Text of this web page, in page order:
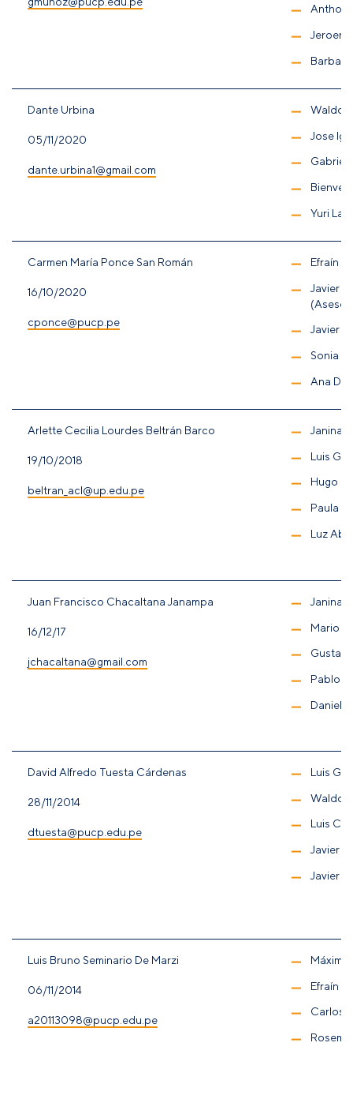
Jeroen
Dante Urbina
05/11/2020
dante.urbina1@gmail.com
Waldo
Jose
Gabriel
Yuri
Carmen María Ponce San Román
16/10/2020
cponce@pucp.pe
Efraín
Javier
Javier
Sonia
Ana
Arlette Cecilia Lourdes Beltrán Barco
19/10/2018
beltran_acl@up.edu.pe
Janina
Luis
Hugo
Paula
Luz
Juan Francisco Chacaltana Janampa
16/12/17
jchacaltana@gmail.com
Janina
Mario
Pablo
Daniel
David Alfredo Tuesta Cárdenas
28/11/2014
dtuesta@pucp.edu.pe
Luis
Waldo
Luis
Javier
Javier
Luis Bruno Seminario De Marzi
06/11/2014
a20113098@pucp.edu.pe
Efraín
Carlos